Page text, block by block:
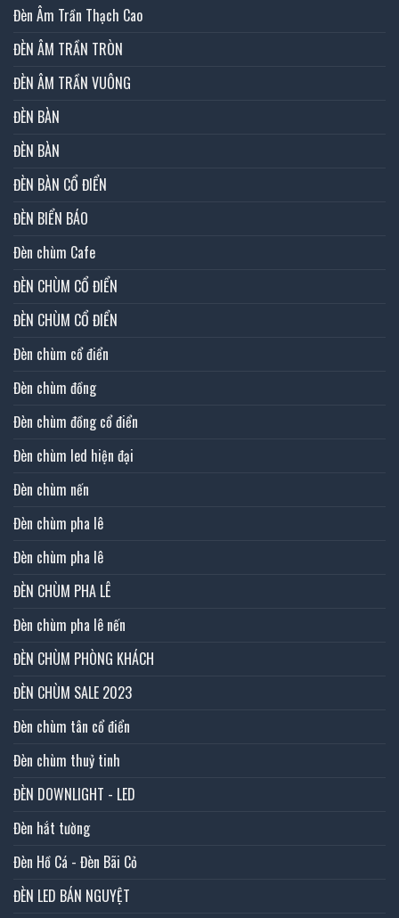
Đèn Âm Trần Thạch Cao
ĐÈN ÂM TRẦN TRÒN
ĐÈN ÂM TRẦN VUÔNG
ĐÈN BÀN
ĐÈN BÀN
ĐÈN BÀN CỔ ĐIỂN
ĐÈN BIỂN BÁO
Đèn chùm Cafe
ĐÈN CHÙM CỔ ĐIỂN
ĐÈN CHÙM CỔ ĐIỂN
Đèn chùm cổ điển
Đèn chùm đồng
Đèn chùm đồng cổ điển
Đèn chùm led hiện đại
Đèn chùm nến
Đèn chùm pha lê
Đèn chùm pha lê
ĐÈN CHÙM PHA LÊ
Đèn chùm pha lê nến
ĐÈN CHÙM PHÒNG KHÁCH
ĐÈN CHÙM SALE 2023
Đèn chùm tân cổ điển
Đèn chùm thuỷ tinh
ĐÈN DOWNLIGHT - LED
Đèn hắt tường
Đèn Hồ Cá - Đèn Bãi Cỏ
ĐÈN LED BÁN NGUYỆT